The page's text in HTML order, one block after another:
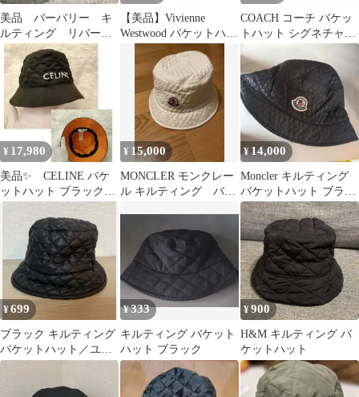
美品 バーバリー キ
ルティング リバーシ
ブル 2way バケットハ
ット
【美品】Vivienne
Westwood バケットハッ
COACH コーチ バケッ
トハット シグネチャー
M/L
¥ 17,980
美品✨️ CELINE バケ
ットハット ブラック
キルティング 黒 M
¥ 15,000
MONCLER モンクレー
ル キルティング バケ
¥14,000
Moncler キルティング
バケットハット ブラッ
ク Lサイズ
¥699
ブラック キルティング
バケットハット／ユニ
セックス
¥333
キルティング バケット
ハット ブラック
¥900
H&M キルティング バ
ケットハット